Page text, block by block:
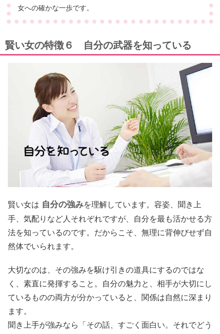
女への確かな一歩です。
賢い女の特徴６ 自分の武器を知っている
賢い女は 自分の強みを理解しています。容姿、聞き上
手、気配りなど人それぞれですが、自分を最も活かせる方
法を知っているのです。だからこそ、無理に背伸びせず自
然体でいられます。
大切なのは、その強みを駆け引きの道具にするのではな
く、素直に発揮すること。自分の魅力と、相手が大切にし
ているものの両方が分かっていると、関係は自然に深まり
ます。
聞き上手が強みなら「その話、すごく面白い。それでどう